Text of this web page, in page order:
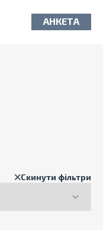
АНКЕТА
Скинути фільтри